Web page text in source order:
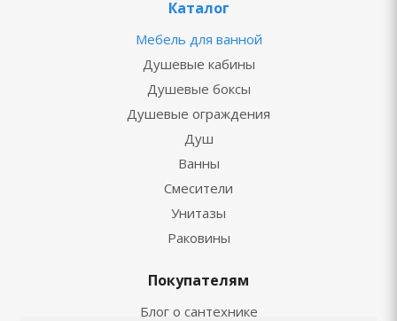
Каталог
Мебель для ванной
Душевые кабины
Душевые боксы
Душевые ограждения
Душ
Ванны
Смесители
Унитазы
Раковины
Покупателям
Блог о сантехнике